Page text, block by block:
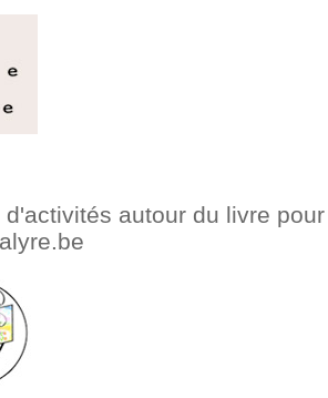
d'activités autour du livre